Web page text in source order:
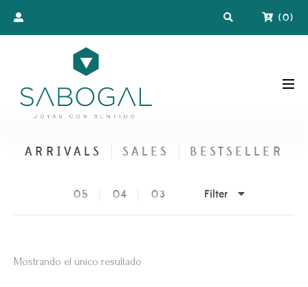
(0)
ARRIVALS SALES BESTSELLER
05 04 03 Filter
Mostrando el único resultado